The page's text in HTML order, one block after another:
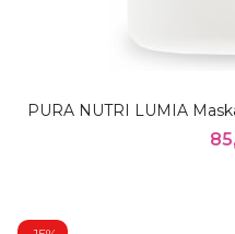
PURA NUTRI LUMIA